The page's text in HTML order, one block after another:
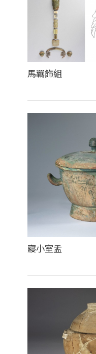
馬羈飾組
寢小室盂